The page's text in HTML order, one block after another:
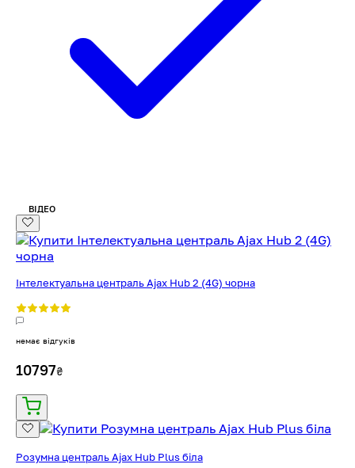
ВІДЕО
Інтелектуальна централь Ajax Hub 2 (4G) чорна
немає відгуків
10797₴
Розумна централь Ajax Hub Plus біла